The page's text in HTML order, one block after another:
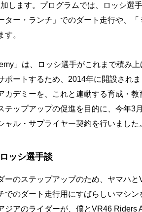
します。プログラムでは、ロッシ選
ター・ランチ」でのダート走行や、
。
」は、ロッシ選手がこれまで積み
ポートするため、2014年に開設され
カデミーを、これと連動する育成・
テップアップの促進を目的に、今年
ャル・サプライヤー契約を行いました
ッシ選手談
ーのステップアップのため、ヤマハ
でのダート走行用にすばらしいマシ
ジアのライダーが、僕とVR46